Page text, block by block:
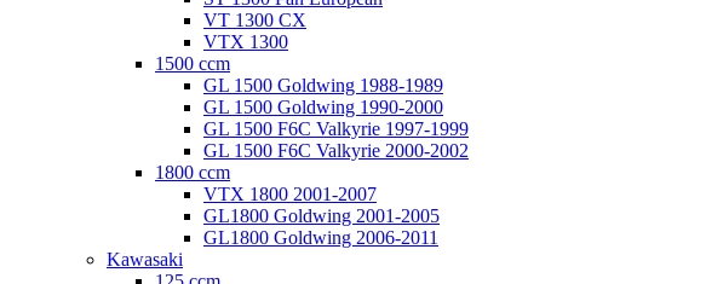
VT 1300 CX
VTX 1300
1500 ccm
GL 1500 Goldwing 1988-1989
GL 1500 Goldwing 1990-2000
GL 1500 F6C Valkyrie 1997-1999
GL 1500 F6C Valkyrie 2000-2002
1800 ccm
VTX 1800 2001-2007
GL1800 Goldwing 2001-2005
GL1800 Goldwing 2006-2011
Kawasaki